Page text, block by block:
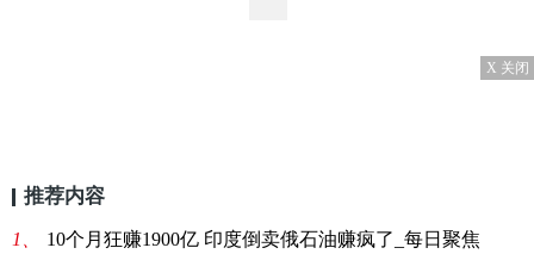
X 关闭
推荐内容
1、 10个月狂赚1900亿 印度倒卖俄石油赚疯了_每日聚焦